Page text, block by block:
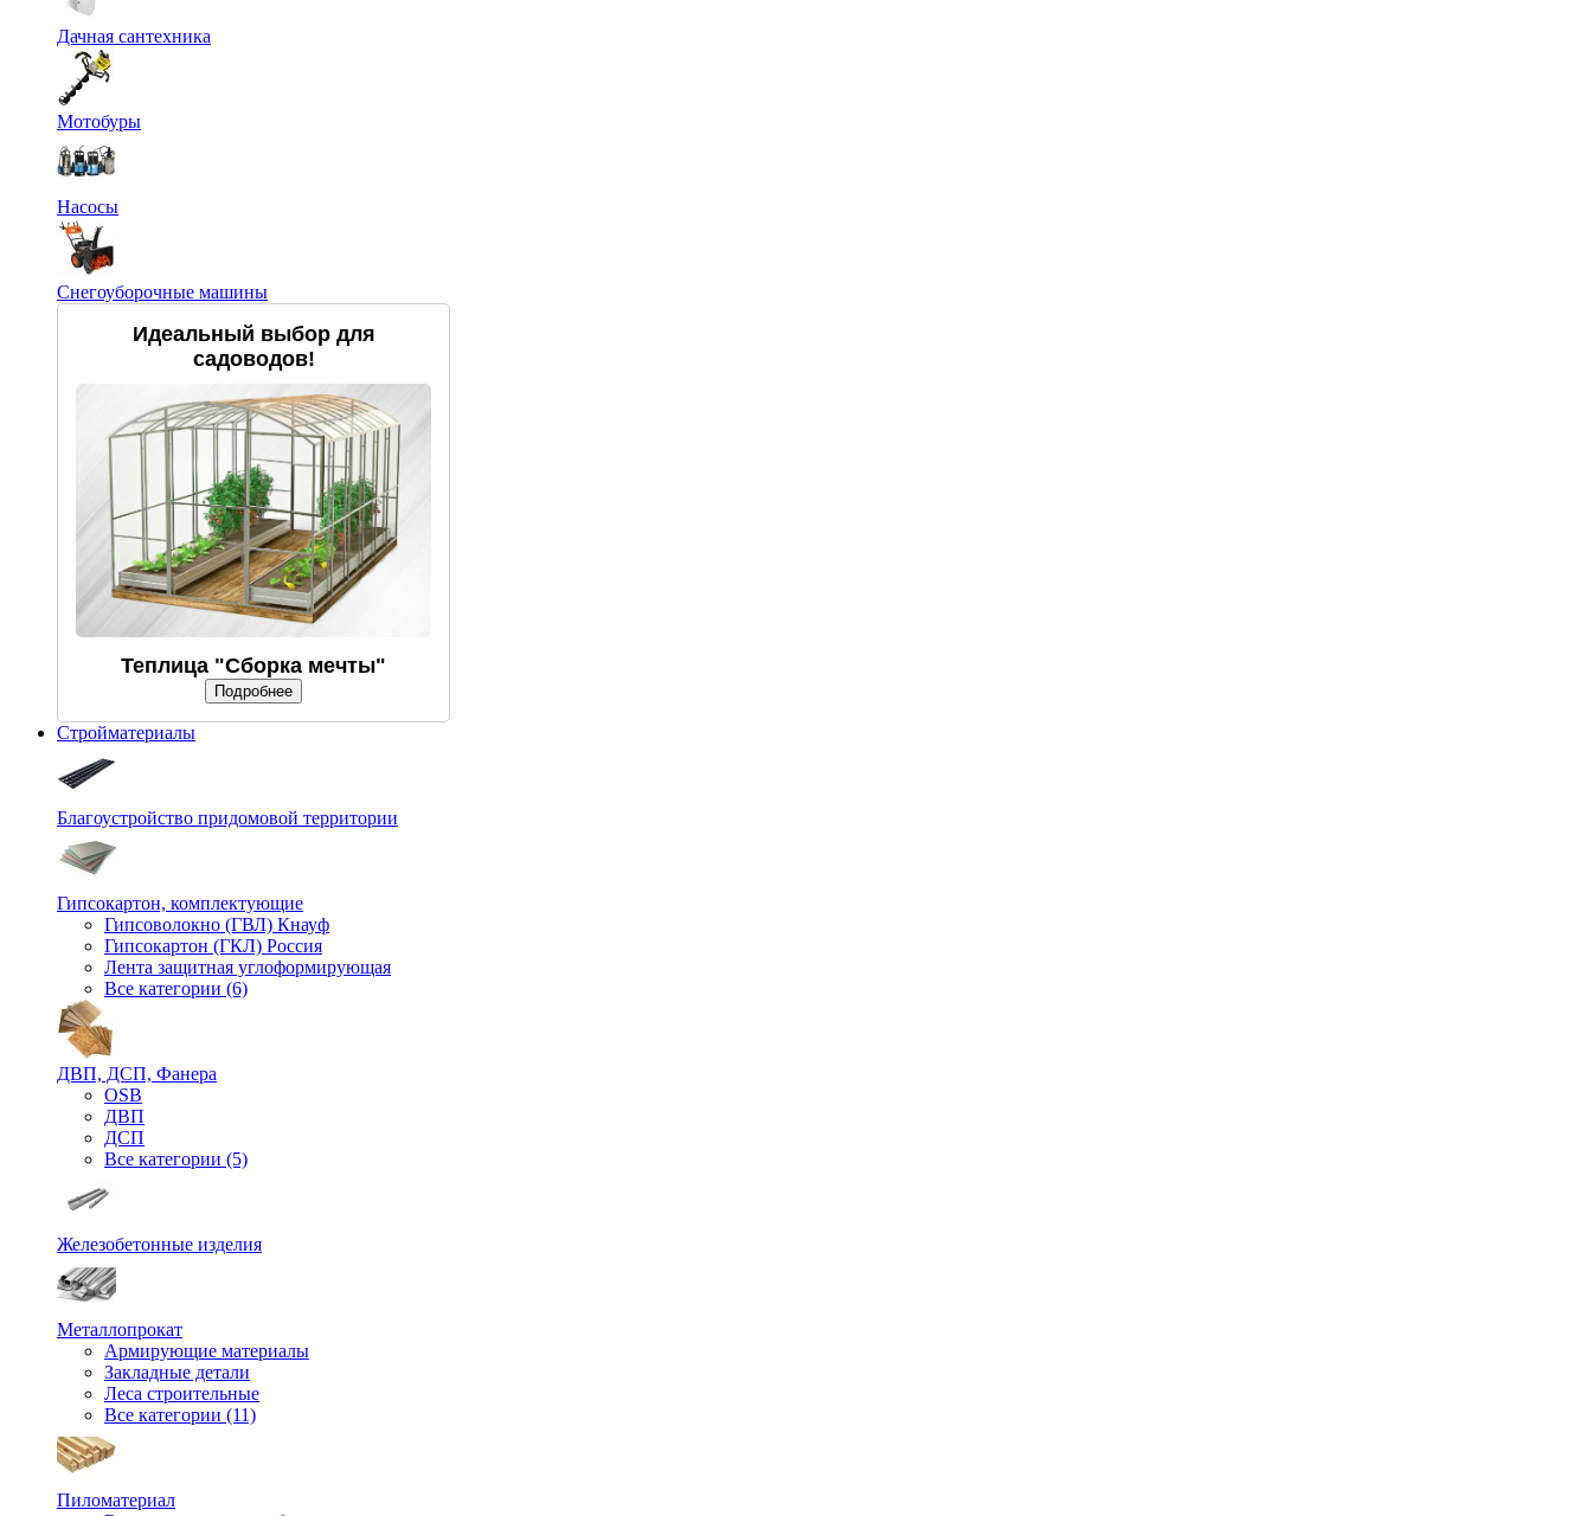
Дачная сантехника
Мотобуры
Насосы
Снегоуборочные машины
Идеальный выбор для
садоводов!
Теплица "Сборка мечты"
Подробнее
Стройматериалы
Благоустройство придомовой территории
Гипсокартон, комплектующие
Гипсоволокно (ГВЛ) Кнауф
Гипсокартон (ГКЛ) Россия
Лента защитная углоформирующая
Все категории (6)
ДВП, ДСП, Фанера
OSB
ДВП
ДСП
Все категории (5)
Железобетонные изделия
Металлопрокат
Армирующие материалы
Закладные детали
Леса строительные
Все категории (11)
Пиломатериал